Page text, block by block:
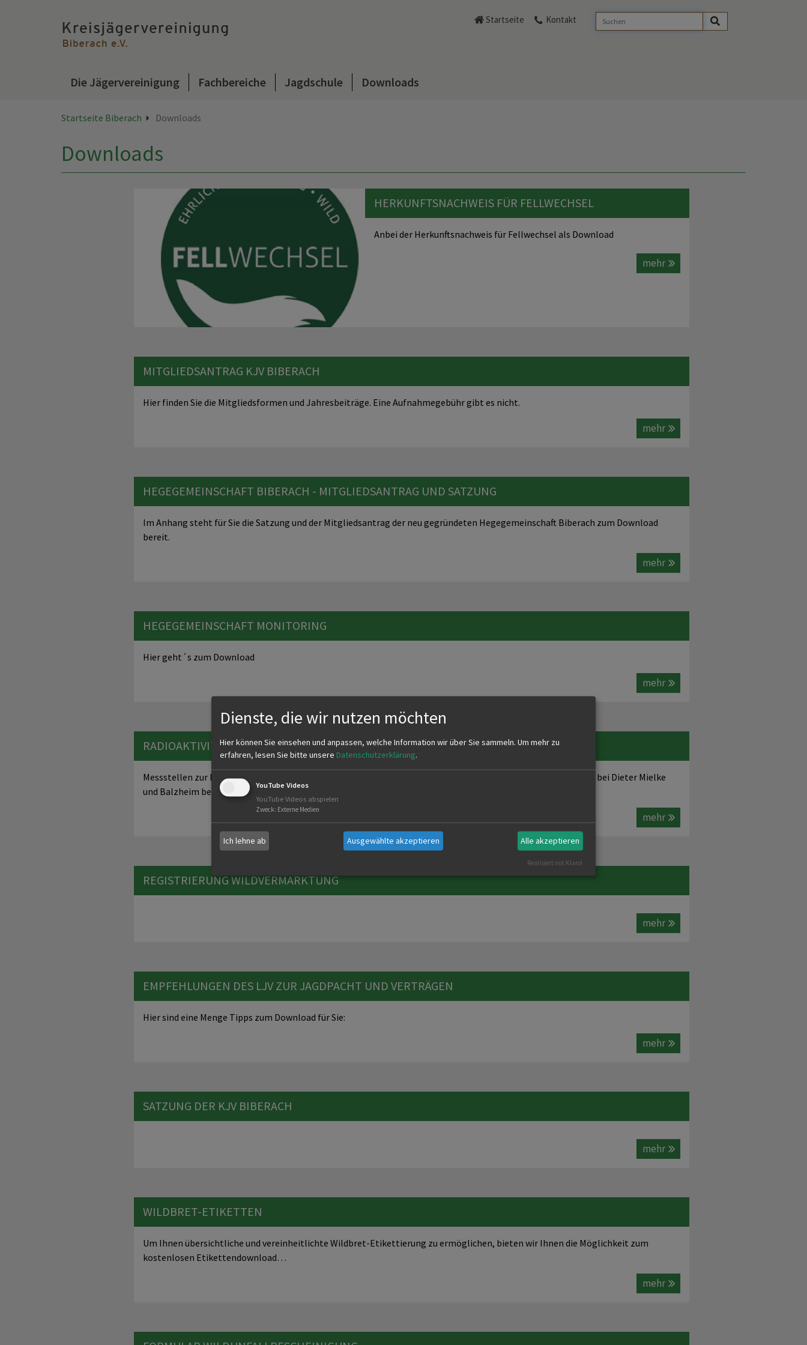
Startseite Kontakt
Die Jägervereinigung Fachbereiche Jagdschule Downloads
Startseite Biberach Downloads
Downloads
HERKUNFTSNACHWEIS FÜR FELLWECHSEL
Anbei der Herkunftsnachweis für Fellwechsel als Download
mehr
MITGLIEDSANTRAG KJV BIBERACH
Hier finden Sie die Mitgliedsformen und Jahresbeiträge. Eine Aufnahmegebühr gibt es nicht.
mehr
HEGEGEMEINSCHAFT BIBERACH - MITGLIEDSANTRAG UND SATZUNG
Im Anhang steht für Sie die Satzung und der Mitgliedsantrag der neu gegründeten Hegegemeinschaft Biberach zum Download
bereit.
mehr
HEGEGEMEINSCHAFT MONITORING
Hier geht´s zum Download
mehr
RADIOAKTIVITÄT IN WILDSCHWEINFLEISCH AUS BADEN-WÜRTTEMBERG
Messstellen zur Radiocäsiummessung befinden sich für den Bereich der KJV Biberach in Biberach - Mettenberg bei Dieter Mielke
und Balzheim bei Klaus…
mehr
REGISTRIERUNG WILDVERMARKTUNG
mehr
EMPFEHLUNGEN DES LJV ZUR JAGDPACHT UND VERTRÄGEN
Hier sind eine Menge Tipps zum Download für Sie:
mehr
SATZUNG DER KJV BIBERACH
mehr
WILDBRET-ETIKETTEN
Um Ihnen übersichtliche und vereinheitlichte Wildbret-Etikettierung zu ermöglichen, bieten wir Ihnen die Möglichkeit zum
kostenlosen Etikettendownload…
mehr
Dienste, die wir nutzen möchten
Hier können Sie einsehen und anpassen, welche Information wir über Sie sammeln. Um mehr zu
erfahren, lesen Sie bitte unsere Datenschutzerklärung.
YouTube Videos
YouTube Videos abspielen
Zweck: Externe Medien
Ich lehne ab Ausgewählte akzeptieren Alle akzeptieren
Realisiert mit Klaro!